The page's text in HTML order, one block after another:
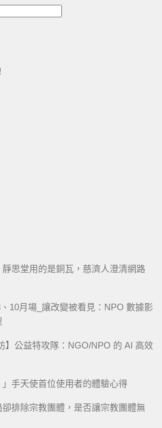
思堂用的是銅瓦，慈濟人澄清網路
10月場_讓改變被看見：NPO 數據影
】公益特攻隊：NGO/NPO 的 AI 高效
」手天使首位使用者的體驗心得
卻排除宗教團體，是否讓宗教團體無